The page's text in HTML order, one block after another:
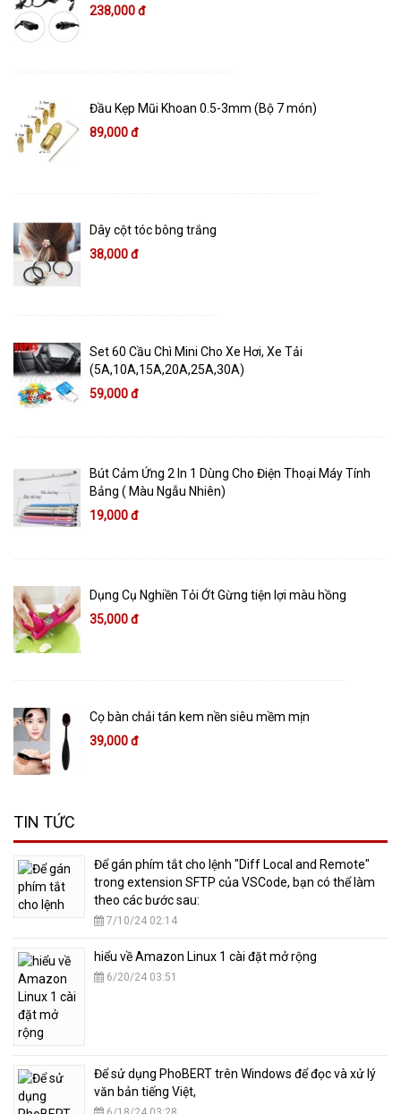
238,000 đ
Đầu Kẹp Mũi Khoan 0.5-3mm (Bộ 7 món)
89,000 đ
Dây cột tóc bông trắng
38,000 đ
Set 60 Cầu Chì Mini Cho Xe Hơi, Xe Tải
(5A,10A,15A,20A,25A,30A)
59,000 đ
Bút Cảm Ứng 2 In 1 Dùng Cho Điện Thoại Máy Tính
Bảng ( Màu Ngẫu Nhiên)
19,000 đ
Dụng Cụ Nghiền Tỏi Ớt Gừng tiện lợi màu hồng
35,000 đ
Cọ bàn chải tán kem nền siêu mềm mịn
39,000 đ
TIN TỨC
​Để gán phím tắt cho lệnh "Diff Local and Remote"
trong extension SFTP của VSCode, bạn có thể làm
theo các bước sau:
7/10/24 02:14
hiểu về Amazon Linux 1 cài đặt mở rộng
6/20/24 03:51
​Để sử dụng PhoBERT trên Windows để đọc và xử lý
văn bản tiếng Việt,